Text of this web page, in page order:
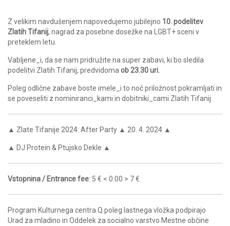
Z velikim navdušenjem napovedujemo jubilejno 10. podelitev
Zlatih Tifanij, nagrad za posebne dosežke na LGBT+ sceni v
preteklem letu.
Vabljene_i, da se nam pridružite na super zabavi, ki bo sledila
podelitvi Zlatih Tifanij, predvidoma ob 23.30 uri.
Poleg odlične zabave boste imele_i to noč priložnost pokramljati in
se poveseliti z nominiranci_kami in dobitniki_cami Zlatih Tifanij.
▲ Zlate Tifanije 2024: After Party ▲ 20. 4. 2024 ▲
▲ DJ Protein & Ptujsko Dekle ▲
Vstopnina / Entrance fee: 5 € < 0.00 > 7 €
Program Kulturnega centra Q poleg lastnega vložka podpirajo
Urad za mladino in Oddelek za socialno varstvo Mestne občine